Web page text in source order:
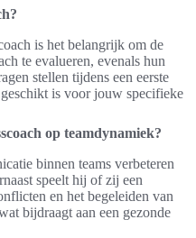
is het belangrijk om de
te evalueren, evenals hun
stellen tijdens een eerste
is voor jouw specifieke
op teamdynamiek?
binnen teams verbeteren
speelt hij of zij een
en het begeleiden van
bijdraagt aan een gezonde